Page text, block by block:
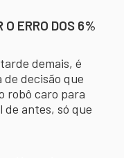
ERRO DOS 6%
demais, é
decisão que
robô caro para
de antes, só que